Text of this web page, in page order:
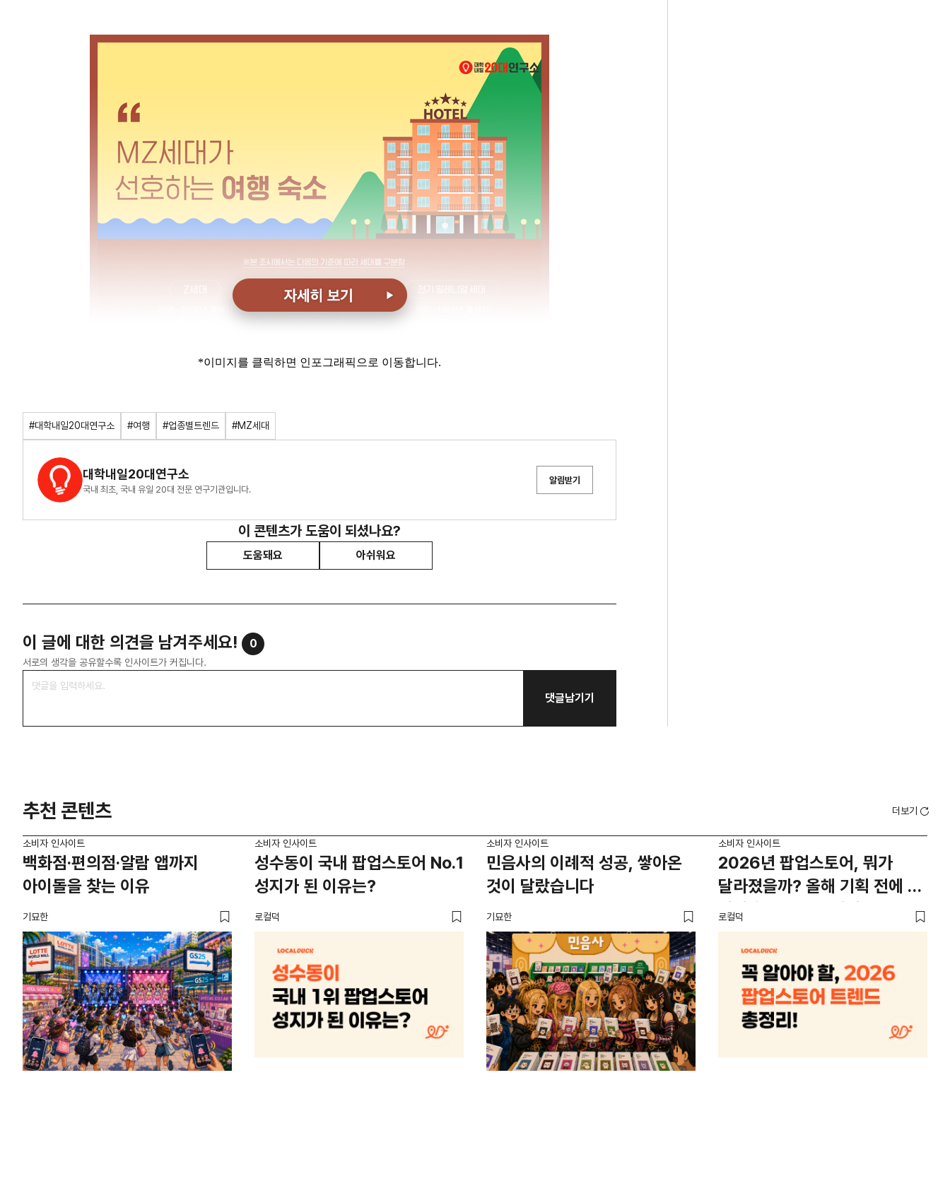
*이미지를 클릭하면 인포그래픽으로 이동합니다.
#대학내일20대연구소 #여행 #업종별트렌드 #MZ세대
대학내일20대연구소
국내 최초, 국내 유일 20대 전문 연구기관입니다.
알림받기
이 콘텐츠가 도움이 되셨나요?
도움돼요 아쉬워요
이 글에 대한 의견을 남겨주세요! 0
서로의 생각을 공유할수록 인사이트가 커집니다.
댓글남기기
추천 콘텐츠 더보기
소비자 인사이트
백화점·편의점·알람 앱까지
아이돌을 찾는 이유
기묘한
소비자 인사이트
성수동이 국내 팝업스토어 No.1
성지가 된 이유는?
로컬덕
소비자 인사이트
민음사의 이례적 성공, 쌓아온
것이 달랐습니다
기묘한
소비자 인사이트
2026년 팝업스토어, 뭐가
달라졌을까? 올해 기획 전에 꼭
봐야 할 트렌드 4가지
로컬덕